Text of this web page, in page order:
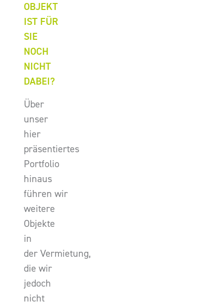
OBJEKT
IST FÜR
SIE
NOCH
NICHT
DABEI?
Über
unser
hier
präsentiertes
Portfolio
hinaus
führen wir
weitere
Objekte
in
der Vermietung,
die wir
jedoch
nicht